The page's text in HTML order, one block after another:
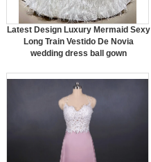
Latest Design Luxury Mermaid Sexy
Long Train Vestido De Novia
wedding dress ball gown